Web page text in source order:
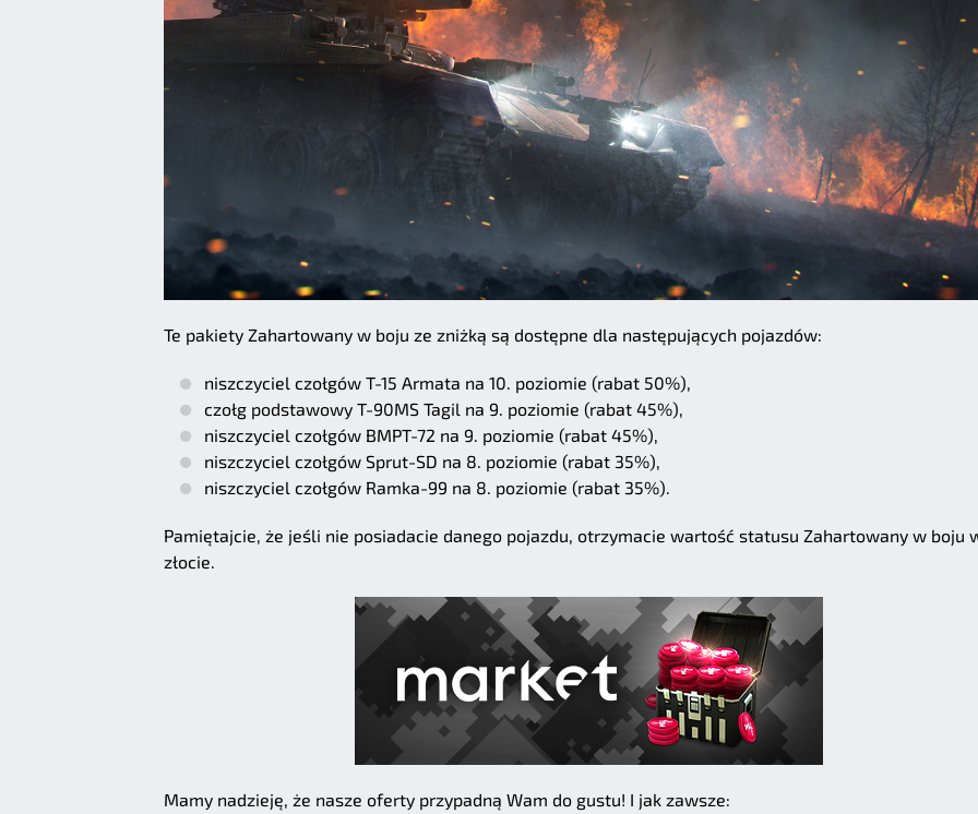
Te pakiety Zahartowany w boju ze zniżką są dostępne dla następujących pojazdów:
niszczyciel czołgów T-15 Armata na 10. poziomie (rabat 50%),
czołg podstawowy T-90MS Tagil na 9. poziomie (rabat 45%),
niszczyciel czołgów BMPT-72 na 9. poziomie (rabat 45%),
niszczyciel czołgów Sprut-SD na 8. poziomie (rabat 35%),
niszczyciel czołgów Ramka-99 na 8. poziomie (rabat 35%).
Pamiętajcie, że jeśli nie posiadacie danego pojazdu, otrzymacie wartość statusu Zahartowany w boju
złocie.
Mamy nadzieję, że nasze oferty przypadną Wam do gustu! I jak zawsze: